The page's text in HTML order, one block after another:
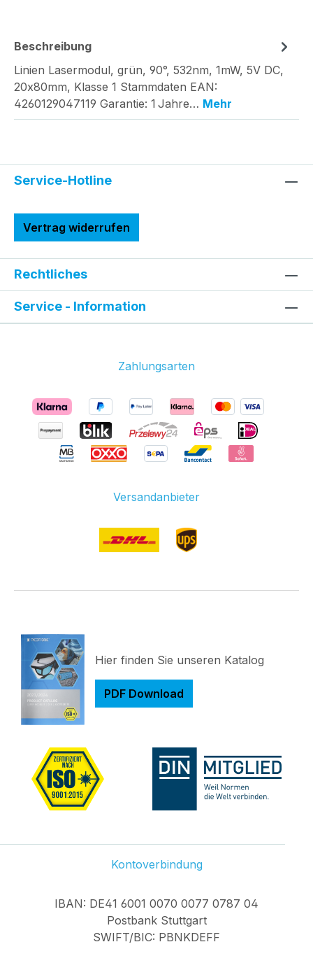
Beschreibung
Linien Lasermodul, grün, 90°, 532nm, 1mW, 5V DC,
20x80mm, Klasse 1 Stammdaten EAN:
4260129047119 Garantie: 1 Jahre… Mehr
Service-Hotline
Vertrag widerrufen
Rechtliches
Service - Information
Zahlungsarten
Versandanbieter
Hier finden Sie unseren Katalog
PDF Download
Kontoverbindung
IBAN: DE41 6001 0070 0077 0787 04
Postbank Stuttgart
SWIFT/BIC: PBNKDEFF